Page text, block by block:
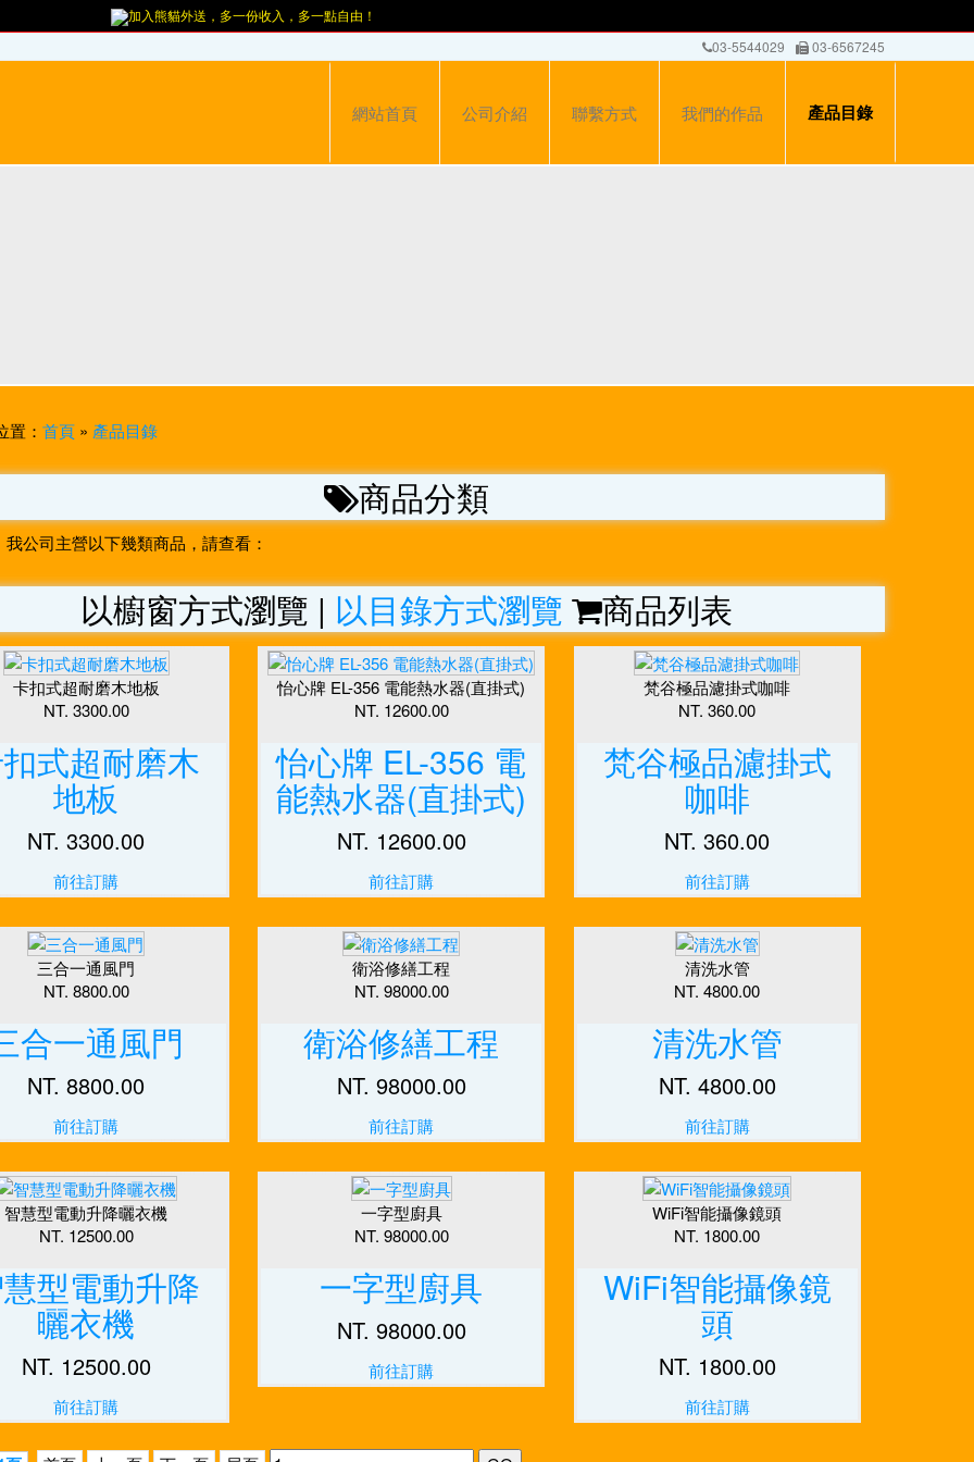
加入熊貓外送，多一份收入，多一點自由！
03-6567245
03-5544029
網站首頁 公司介紹 聯繫方式 我們的作品 產品目錄
置： 首頁 » 產品目錄
商品分類
我公司主營以下幾類商品，請查看：
以櫥窗方式瀏覽 | 以目錄方式瀏覽 商品列表
卡扣式超耐磨木地板
NT. 3300.00
式超耐磨木
地板
NT. 3300.00
前往訂購
怡心牌 EL-356 電能熱水器(直掛式)
NT. 12600.00
怡心牌 EL-356 電
能熱水器(直掛式)
NT. 12600.00
前往訂購
梵谷極品濾掛式咖啡
NT. 360.00
梵谷極品濾掛式
咖啡
NT. 360.00
前往訂購
三合一通風門
NT. 8800.00
合一通風門
NT. 8800.00
前往訂購
衛浴修繕工程
NT. 98000.00
衛浴修繕工程
NT. 98000.00
前往訂購
清洗水管
NT. 4800.00
清洗水管
NT. 4800.00
前往訂購
智慧型電動升降曬衣機
NT. 12500.00
型電動升降
曬衣機
NT. 12500.00
前往訂購
一字型廚具
NT. 98000.00
一字型廚具
NT. 98000.00
前往訂購
WiFi智能攝像鏡頭
NT. 1800.00
WiFi智能攝像鏡
頭
NT. 1800.00
前往訂購